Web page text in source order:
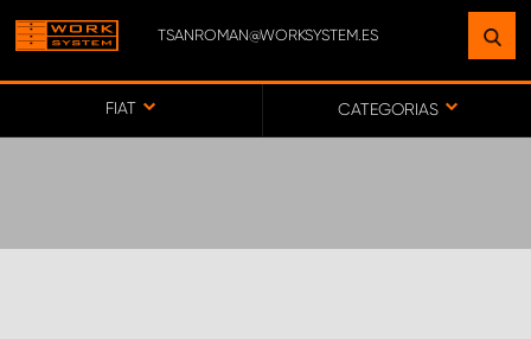
TSANROMAN@WORKSYSTEM.ES
FIAT CATEGORIAS
ENCUENTRE UNA INSTALACIÓN
CERCA DE USTED